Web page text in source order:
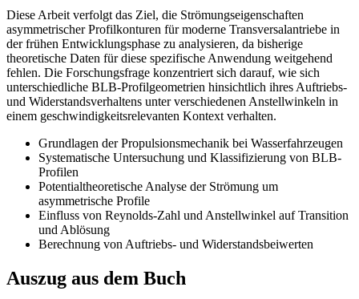
Diese Arbeit verfolgt das Ziel, die Strömungseigenschaften
asymmetrischer Profilkonturen für moderne Transversalantriebe in
der frühen Entwicklungsphase zu analysieren, da bisherige
theoretische Daten für diese spezifische Anwendung weitgehend
fehlen. Die Forschungsfrage konzentriert sich darauf, wie sich
unterschiedliche BLB-Profilgeometrien hinsichtlich ihres Auftriebs-
und Widerstandsverhaltens unter verschiedenen Anstellwinkeln in
einem geschwindigkeitsrelevanten Kontext verhalten.
Grundlagen der Propulsionsmechanik bei Wasserfahrzeugen
Systematische Untersuchung und Klassifizierung von BLB-
Profilen
Potentialtheoretische Analyse der Strömung um
asymmetrische Profile
Einfluss von Reynolds-Zahl und Anstellwinkel auf Transition
und Ablösung
Berechnung von Auftriebs- und Widerstandsbeiwerten
Auszug aus dem Buch